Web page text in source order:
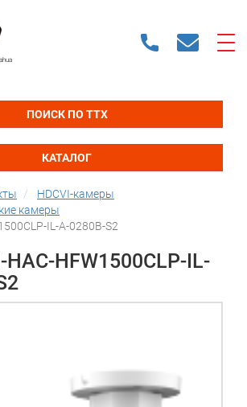
ПОИСК ПО ТТХ
КАТАЛОГ
HDCVI-камеры
камеры
IL-A-0280B-S2
HAC-HFW1500CLP-IL-